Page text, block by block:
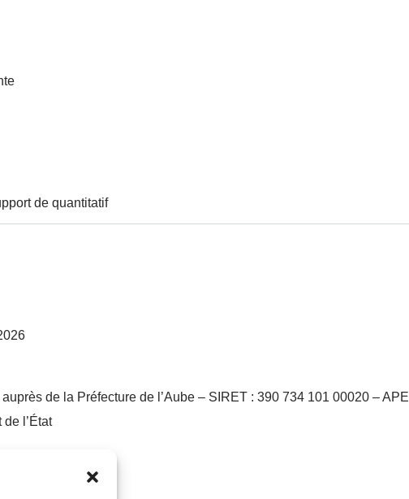
de quantitatif
de la Préfecture de l’Aube – SIRET : 390 734 101 00020 –
l’État